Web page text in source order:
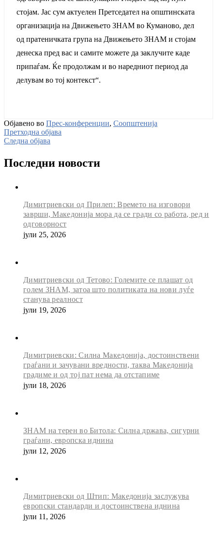
стојам. Јас сум актуелен Претседател на општинската
организација на Движењето ЗНАМ во Куманово, дел
од пратеничката група на Движењето ЗНАМ и стојам
денеска пред вас и самите можете да заклучите каде
припаѓам. Ќе продолжам и во наредниот период да
делувам во тој контекст“.
Објавено во Прес-конференции, Соопштенија
Претходна објава
Следна објава
Последни новости
Димитриевски од Прилеп: Времето на изговори
заврши, Македонија мора да се гради со работа, ред и
одговорност
јули 25, 2026
Димитриевски од Тетово: Големите се плашат од
голем ЗНАМ, затоа што политиката на нови луѓе
станува реалност
јули 19, 2026
Димитриевски: Силна Македонија, достоинствени
граѓани и зачувани вредности, таква Македонија
градиме и од тој пат нема да отстапиме
јули 18, 2026
ЗНАМ на терен во Битола: Силна држава, сигурни
граѓани, европска иднина
јули 12, 2026
Димитриевски од Штип: Македонија заслужува
европски стандарди и достоинствена иднина
јули 11, 2026